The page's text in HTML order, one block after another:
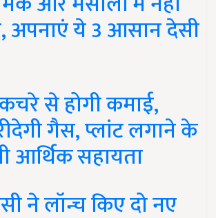
अपनाएं ये 3 आसान देसी
से होगी कमाई,
गैस, प्लांट लगाने के
आर्थिक सहायता
ने लॉन्च किए दो नए